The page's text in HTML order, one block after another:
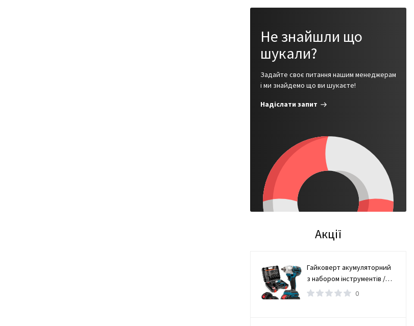
Не знайшли що
шукали?
Задайте своє питання нашим менеджерам
і ми знайдемо що ви шукаєте!
Надіслати запит
Акції
Гайковерт акумуляторний
з набором інструментів /
Безщітковий гайковерт 2
0